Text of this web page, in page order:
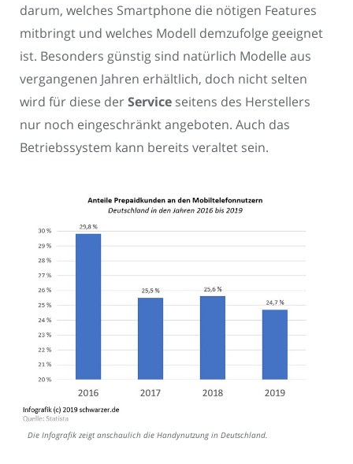
darum, welches Smartphone die nötigen Features
mitbringt und welches Modell demzufolge geeignet
ist. Besonders günstig sind natürlich Modelle aus
vergangenen Jahren erhältlich, doch nicht selten
wird für diese derService seitens des Herstellers
nur noch eingeschränkt angeboten. Auch das
Betriebssystem kann bereits veraltet sein.
Die Infografik zeigt anschaulich die Handynutzung in Deutschland.